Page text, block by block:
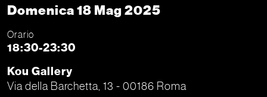
Domenica 18 Mag 2025
Orario
18:30-23:30
Kou Gallery
Via della Barchetta, 13 - 00186 Roma